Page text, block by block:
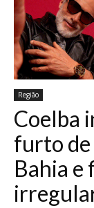
Região
Coelba
furto de
Bahia e